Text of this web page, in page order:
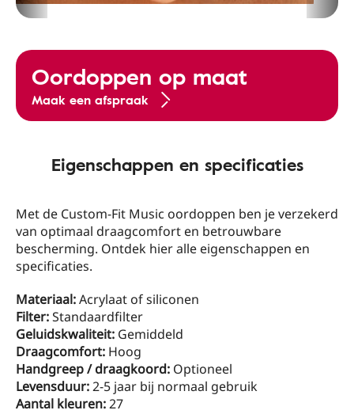
Oordoppen op maat
Maak een afspraak
Eigenschappen en specificaties
Met de Custom-Fit Music oordoppen ben je verzekerd
van optimaal draagcomfort en betrouwbare
bescherming. Ontdek hier alle eigenschappen en
specificaties.
Materiaal:Acrylaat of siliconen
Filter:Standaardfilter
Geluidskwaliteit: Gemiddeld
Draagcomfort: Hoog
Handgreep / draagkoord: Optioneel
Levensduur:2-5 jaar bij normaal gebruik
Aantal kleuren:27